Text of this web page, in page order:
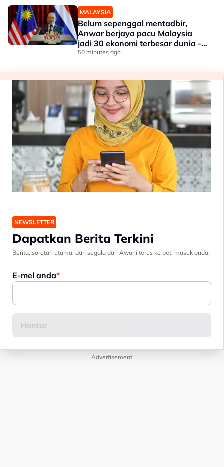
MALAYSIA
Belum sepenggal mentadbir,
Anwar berjaya pacu Malaysia
jadi 30 ekonomi terbesar dunia -
Penganalisis
50 minutes ago
NEWSLETTER
Dapatkan Berita Terkini
Berita, sorotan utama, dan segala dari Awani terus ke peti masuk anda.
E-mel anda
Advertisement